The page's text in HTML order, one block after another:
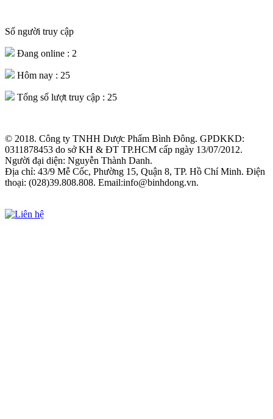
Số người truy cập
Đang online : 2
Hôm nay : 25
Tổng số lượt truy cập : 25
© 2018. Công ty TNHH Dược Phẩm Bình Đông. GPDKKD:
0311878453 do sở KH & ĐT TP.HCM cấp ngày 13/07/2012.
Người đại diện: Nguyễn Thành Danh.
Địa chỉ: 43/9 Mễ Cốc, Phường 15, Quận 8, TP. Hồ Chí Minh. Điện
thoại: (028)39.808.808. Email:info@binhdong.vn.